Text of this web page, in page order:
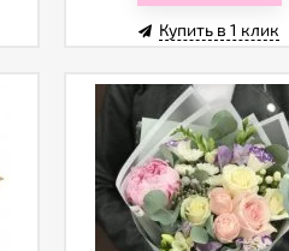
Купить в 1 клик